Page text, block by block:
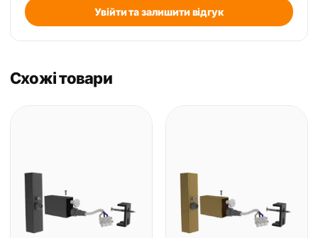
Увійти та залишити відгук
Схожі товари